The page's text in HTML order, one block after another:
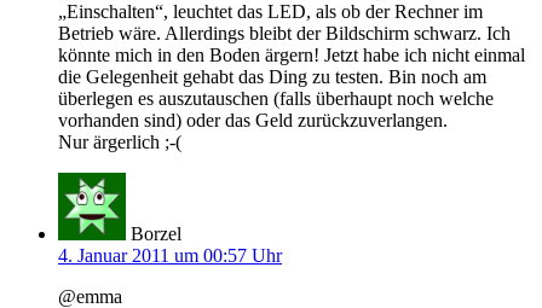
„Einschalten“, leuchtet das LED, als ob der Rechner im
Betrieb wäre. Allerdings bleibt der Bildschirm schwarz. Ich
könnte mich in den Boden ärgern! Jetzt habe ich nicht einmal
die Gelegenheit gehabt das Ding zu testen. Bin noch am
überlegen es auszutauschen (falls überhaupt noch welche
vorhanden sind) oder das Geld zurückzuverlangen.
Nur ärgerlich ;-(
Borzel
4. Januar 2011 um 00:57 Uhr
@emma